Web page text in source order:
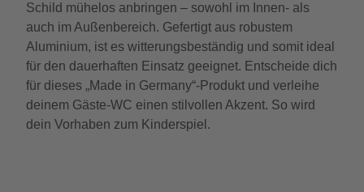
Schild mühelos anbringen – sowohl im Innen- als
auch im Außenbereich. Gefertigt aus robustem
Aluminium, ist es witterungsbeständig und somit ideal
für den dauerhaften Einsatz geeignet. Entscheide dich
für dieses „Made in Germany“-Produkt und verleihe
deinem Gäste-WC einen stilvollen Akzent. So wird
dein Vorhaben zum Kinderspiel.